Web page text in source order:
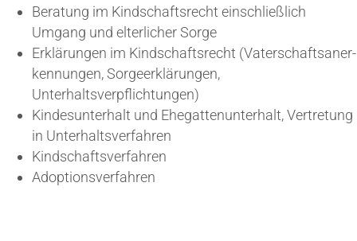
Bera­tung im Kind­schafts­recht ein­schließ­lich
Umgang und elter­li­cher Sorge
Erklä­run­gen im Kind­schafts­recht (Vater­schafts­an­er­
ken­nun­gen, Sor­ge­er­klä­run­gen,
Unterhaltsverpflichtungen)
Kin­des­un­ter­halt und Ehe­gat­ten­un­ter­halt, Ver­tre­tung
in Unterhaltsverfahren
Kind­schafts­ver­fah­ren
Adop­ti­ons­ver­fah­ren